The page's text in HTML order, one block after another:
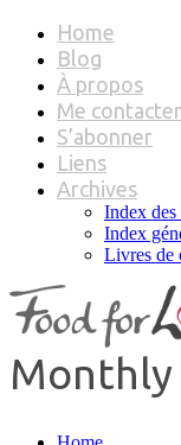
Home
Blog
À propos
Me contacter
S’abonner
Liens
Archives
Index des
Index
Livres de
Monthly